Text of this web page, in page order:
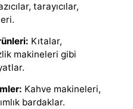
tarayıcılar,
Kıtalar,
makineleri gibi
Kahve makineleri,
bardaklar.